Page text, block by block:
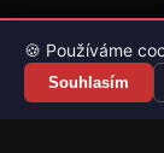
Váš průvodce
🍪 Používáme
Souhlasím